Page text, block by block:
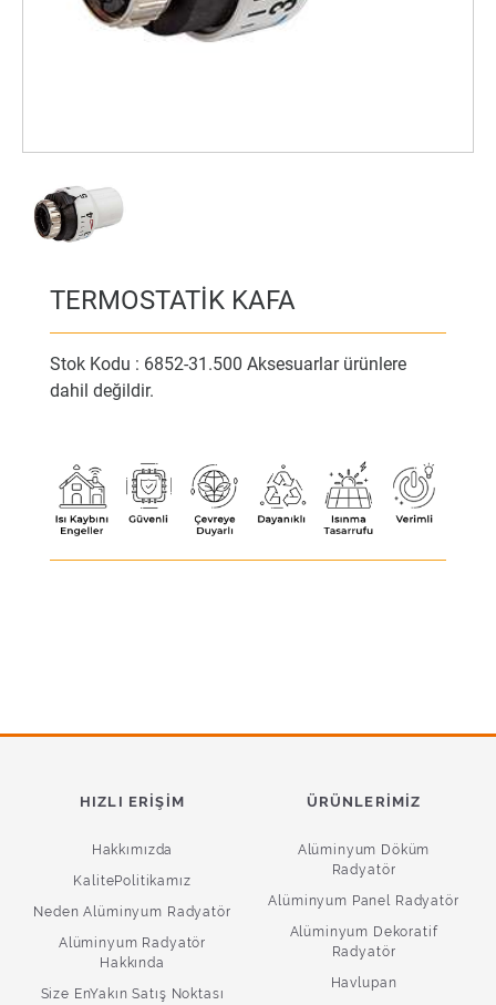
TERMOSTATİK KAFA
Stok Kodu : 6852-31.500 Aksesuarlar ürünlere
dahil değildir.
HIZLI ERIŞIM
Hakkımızda
KalitePolitikamız
Neden Alüminyum Radyatör
Alüminyum Radyatör
Hakkında
Size EnYakın Satış Noktası
ÜRÜNLERIMIZ
Alüminyum Döküm
Radyatör
Alüminyum Panel Radyatör
Alüminyum Dekoratif
Radyatör
Havlupan